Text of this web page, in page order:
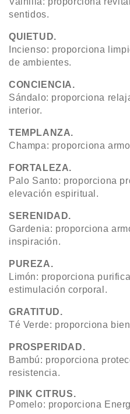
sentidos.
QUIETUD.
Incienso: proporciona
de ambientes.
CONCIENCIA.
Sándalo: proporciona
interior.
TEMPLANZA.
Champa: proporciona
FORTALEZA.
Palo Santo: proporciona
elevación espiritual.
SERENIDAD.
Gardenia: proporciona
inspiración.
PUREZA.
Limón: proporciona
estimulación corporal.
GRATITUD.
Té Verde: proporciona
PROSPERIDAD.
Bambú: proporciona
resistencia.
PINK CITRUS.
Pomelo: proporciona